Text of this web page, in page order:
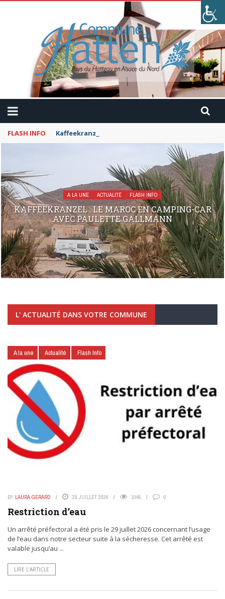
FLASH INFO Kaffeekranzel : Le Maroc en camping-car avec
A LA UNE ACTUALITÉ FLASH INFO
KAFFEEKRANZEL : LE MAROC EN CAMPING-CAR
AVEC PAULETTE GALLMANN
L' ACTUALITÉ DANS VOTRE COMMUNE
A la une Actualité Flash Info
BY LAURA GERARD 29 JUILLET 2026 1045 0
Restriction d’eau
Un arrêté préfectoral a été pris le 29 juillet 2026 concernant l’usage
de l’eau dans notre secteur suite à la sécheresse. Cet arrêté est
valable jusqu’au ...
LIRE L’ARTICLE